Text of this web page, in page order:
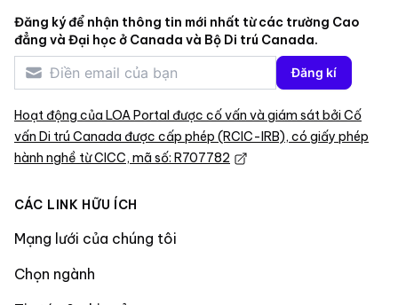
Đăng ký để nhận thông tin mới nhất từ các trường Cao
đẳng và Đại học ở Canada và Bộ Di trú Canada.
Đăng kí
Hoạt động của LOA Portal được cố vấn và giám sát bởi Cố
vấn Di trú Canada được cấp phép (RCIC-IRB), có giấy phép
hành nghề từ CICC, mã số: R707782
CÁC LINK HỮU ÍCH
Mạng lưới của chúng tôi
Chọn ngành